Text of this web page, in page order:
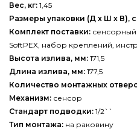
Вес, кг: 1,45
Размеры упаковки (Д х Ш х В),
Комплект поставки: сенсорный
SoftPEX, набор креплений,
Высота излива, мм: 171,5
Длина излива, мм: 177,5
Количество монтажных
Механизм: сенсор
Стандарт подводки: 1/2``
Тип монтажа: на раковину